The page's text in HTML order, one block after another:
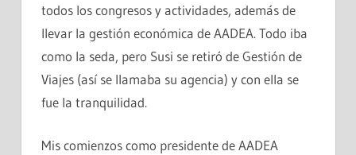
todos los congresos y actividades, además de
llevar la gestión económica de AADEA. Todo iba
como la seda, pero Susi se retiró de Gestión de
Viajes (así se llamaba su agencia) y con ella se
fue la tranquilidad.
Mis comienzos como presidente de AADEA